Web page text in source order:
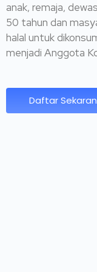
anak, remaja,
50 tahun dan
halal untuk
menjadi Anggota
Daftar